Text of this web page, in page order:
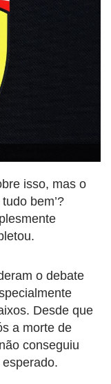
isso, mas o
bem’?
o debate
Desde que
a morte de
conseguiu